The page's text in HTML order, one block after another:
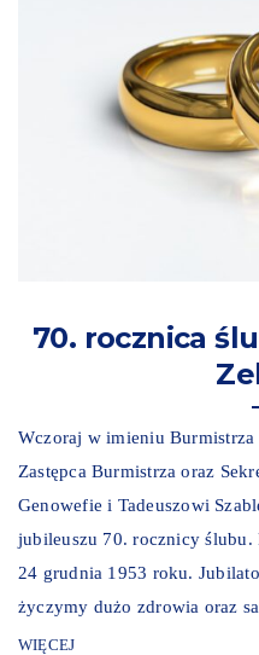
70. rocznica
Wczoraj w imieniu Burmistrza
Zastępca Burmistrza oraz
Genowefie i Tadeuszowi
jubileuszu 70. rocznicy ślubu.
24 grudnia 1953 roku.
życzymy dużo zdrowia oraz
WIĘCEJ